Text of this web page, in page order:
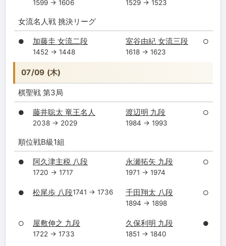
1599 → 1606 1529 → 1523
女流名人戦 挑決リーグ
● 加藤圭 女流二段
1452 → 1448
室谷由紀 女流三段
1618 → 1623
○
07/09 (木)
棋聖戦 第3局
● 藤井聡太 竜王名人
2038 → 2029
渡辺明 九段
1984 → 1993
○
順位戦B級1組
● 阿久津主税 八段
1720 → 1717
永瀬拓矢 九段
1971 → 1974
○
● 松尾歩 八段1741 → 1736 千田翔太 八段
1894 → 1898
○
○ 屋敷伸之 九段
1722 → 1733
久保利明 九段
1851 → 1840
●